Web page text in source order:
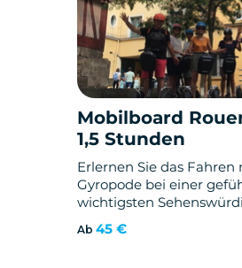
Mobilboard
1,5 Stunden
Erlernen Sie das
Gyropode bei einer
wichtigsten
Ab 45 €